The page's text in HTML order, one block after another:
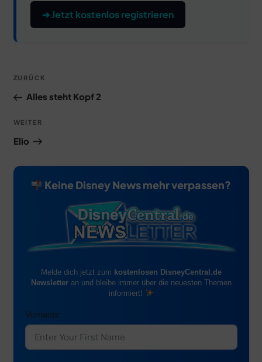
➔ Jetzt kostenlos registrieren
Beitragsnavigation
Vorheriger
Beitrag
ZURÜCK
Alles steht Kopf 2
Nächster
Beitrag
WEITER
Elio
Keine Disney News mehr verpassen?
Melde dich jetzt zum kostenlosen DisneyCentral.de
Newsletteran und bleibe immer über die neuesten Themen
informiert!
Vorname